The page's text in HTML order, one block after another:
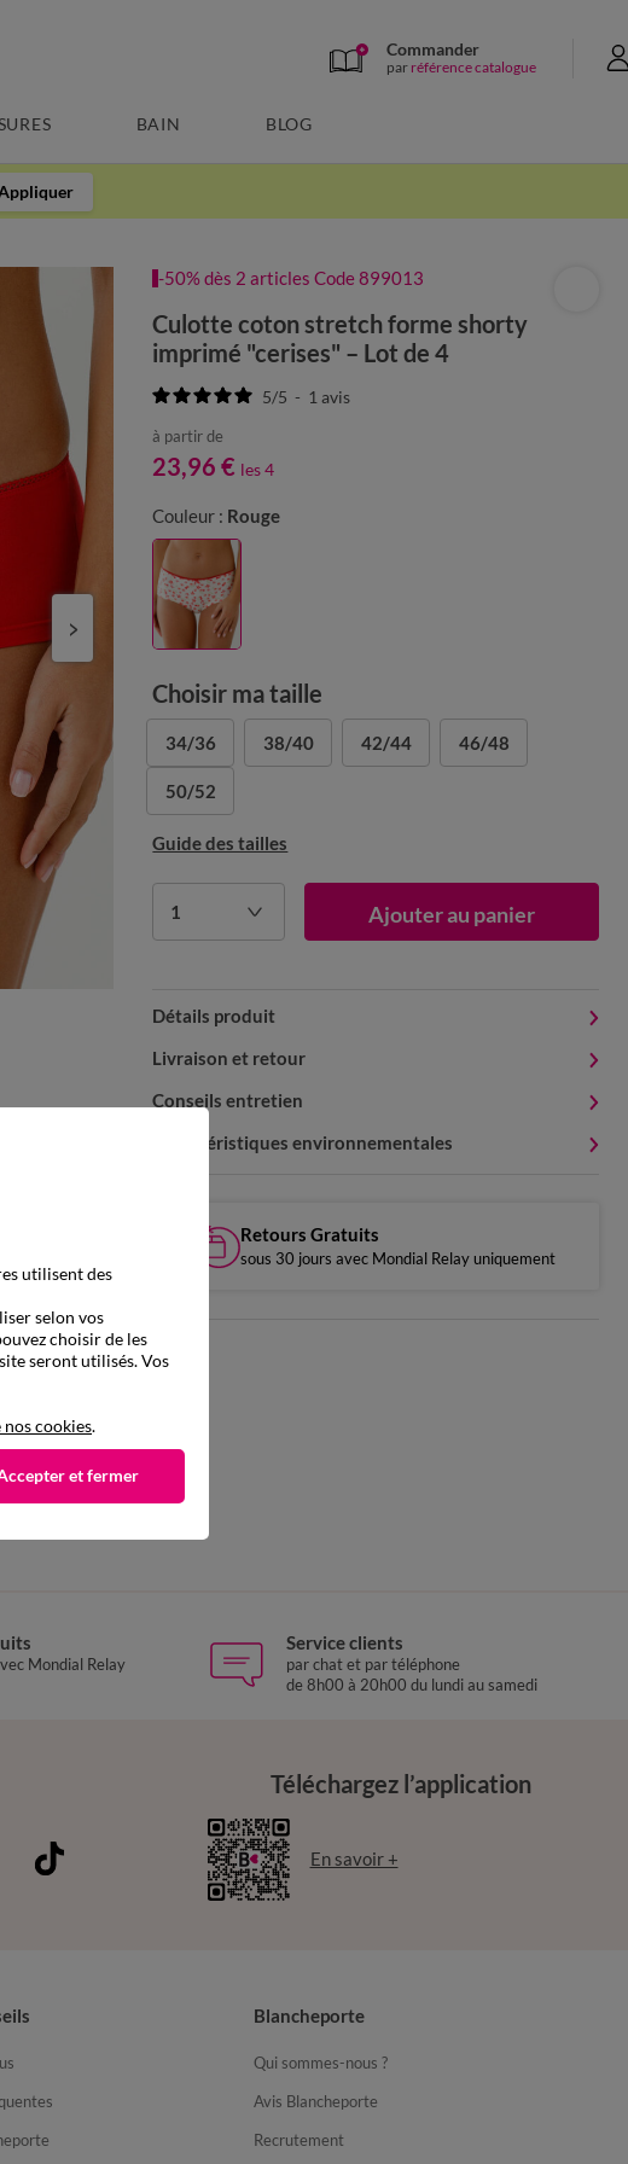
Commander
par référence catalogue
BAIN BLOG
-50% dès 2 articles Code 899013
Culotte coton stretch forme shorty
imprimé "cerises" – Lot de 4
5/5 - 1avis
à partir de
23,96 € les 4
Couleur : Rouge
Choisir ma taille
34/36 38/40 42/44 46/48
50/52
Guide des tailles
1 Ajouter au panier
Détails produit
Livraison et retour
Conseils entretien
Caractéristiques environnementales
Retours Gratuits
sous 30 jours avec Mondial Relay uniquement
Mondial Relay
Service clients
par chat et par téléphone
de 8h00 à 20h00 du lundi au samedi
Téléchargez l’application
En savoir +
Blancheporte
Qui sommes-nous ?
Avis Blancheporte
Recrutement
utilisent des
selon vos
choisir de les
seront utilisés. Vos
cookies.
et fermer